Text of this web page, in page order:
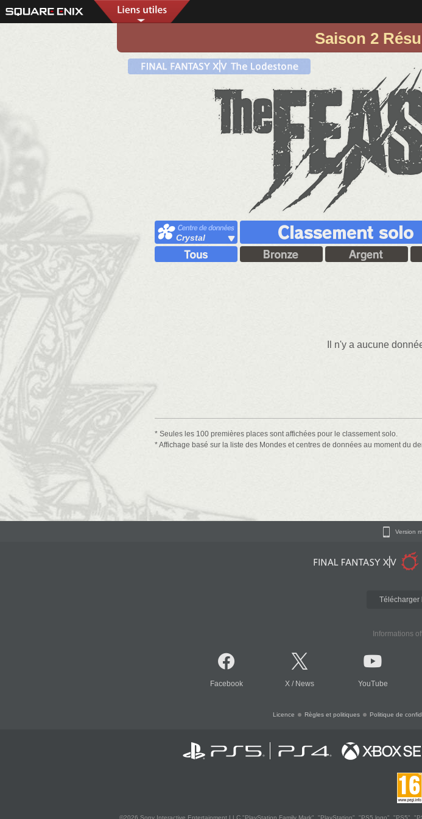
Saison 2
Crystal
Il n'y a aucune
* Seules les 100 premières places sont affichées pour le classement solo.
* Affichage basé sur la liste des Mondes et centres de données au moment du
Version
Télécharger
Informations
Facebook X / News YouTube
Licence Règles et politiques Politique de
©2026 Sony Interactive Entertainment LLC."PlayStation Family Mark", "PlayStation", "PS5 logo", "PS5",